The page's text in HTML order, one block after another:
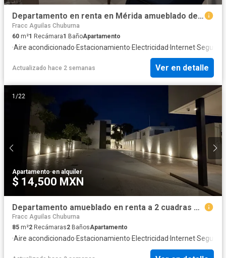
Departamento en renta en Mérida amueblado de 1 recámara
Fracc Aguilas Chuburna
60 m²1 Recámara1 BañoApartamento
·Aire acondicionado·Estacionamiento·Electricidad· Internet·
Actualizado hace 2 semanas Ver en detalle
1 /22
Apartamento·en alquiler
$ 14,500 MXN
Departamento amueblado en renta a 2 cuadras de Prolongación Paseo de Montejo
Fracc Aguilas Chuburna
85 m²2 Recámaras2 BañosApartamento
·Aire acondicionado·Estacionamiento·Electricidad· Internet·